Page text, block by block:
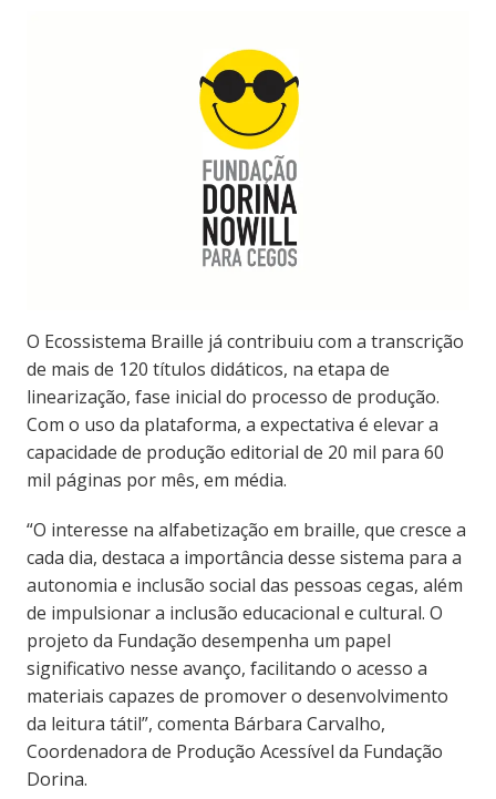
O Ecossistema Braille já contribuiu com a transcrição
de mais de 120 títulos didáticos, na etapa de
linearização, fase inicial do processo de produção.
Com o uso da plataforma, a expectativa é elevar a
capacidade de produção editorial de 20 mil para 60
mil páginas por mês, em média.
“O interesse na alfabetização em braille, que cresce a
cada dia, destaca a importância desse sistema para a
autonomia e inclusão social das pessoas cegas, além
de impulsionar a inclusão educacional e cultural. O
projeto da Fundação desempenha um papel
significativo nesse avanço, facilitando o acesso a
materiais capazes de promover o desenvolvimento
da leitura tátil”, comenta Bárbara Carvalho,
Coordenadora de Produção Acessível da Fundação
Dorina.